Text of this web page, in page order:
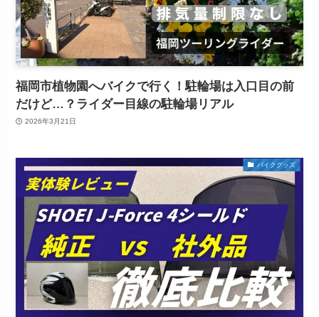
福岡市植物園へバイクで行く！駐輪場は入口目の前
だけど…？ライダー目線の駐輪場リアル
2026年3月21日
バイクグッズ